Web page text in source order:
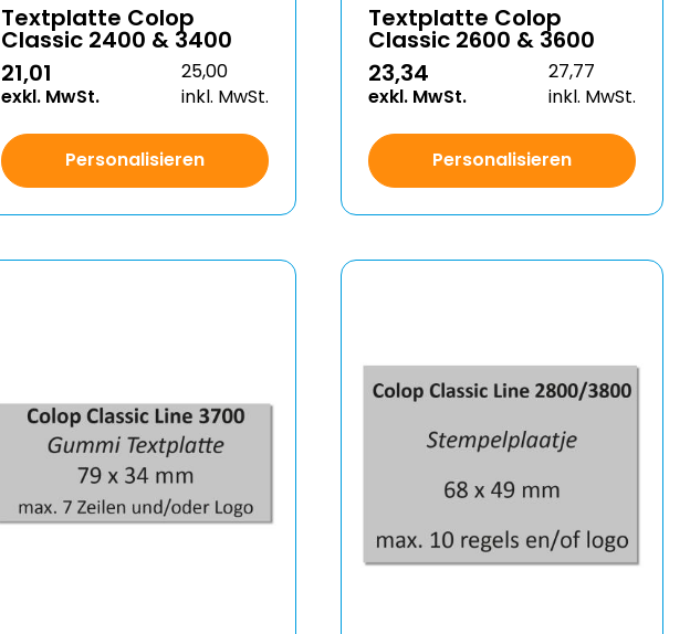
Textplatte Colop
Classic 2400 & 3400
21,01
exkl. MwSt.
25,00
inkl. MwSt.
Personalisieren
Textplatte Colop
Classic 2600 & 3600
23,34
exkl. MwSt.
27,77
inkl. MwSt.
Personalisieren